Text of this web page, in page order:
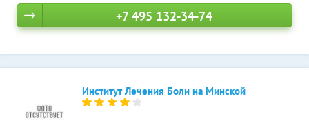
+7 495 132-34-74
Институт Лечения Боли на Минской